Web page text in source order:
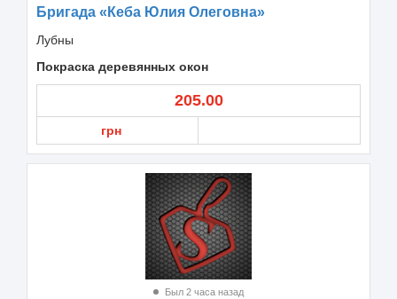
Бригада «Кеба Юлия Олеговна»
Лубны
Покраска деревянных окон
205.00
грн
Был 2 часа назад